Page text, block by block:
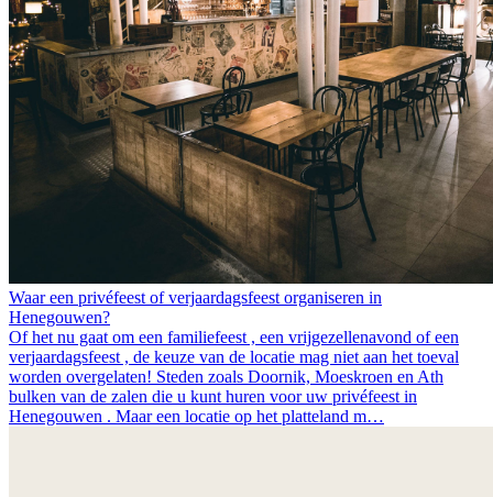
Waar een privéfeest of verjaardagsfeest organiseren in
Henegouwen?
Of het nu gaat om een familiefeest , een vrijgezellenavond of een
verjaardagsfeest , de keuze van de locatie mag niet aan het toeval
worden overgelaten! Steden zoals Doornik, Moeskroen en Ath
bulken van de zalen die u kunt huren voor uw privéfeest in
Henegouwen . Maar een locatie op het platteland m…